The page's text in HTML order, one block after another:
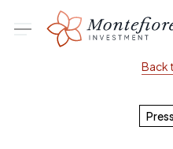
Menu
Back